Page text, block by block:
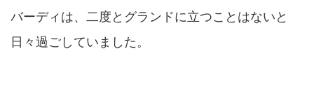
バーディは、二度とグランドに立つことはないと
日々過ごしていました。